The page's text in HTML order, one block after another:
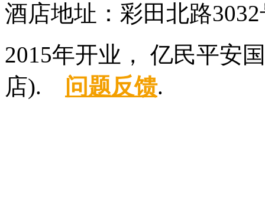
酒店地址：彩田北路
2015年开业， 亿民平安
店). 问题反馈.